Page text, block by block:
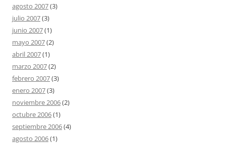
agosto 2007(3)
julio 2007(3)
junio 2007(1)
mayo 2007(2)
abril 2007(1)
marzo 2007(2)
febrero 2007(3)
enero 2007(3)
noviembre 2006(2)
octubre 2006(1)
septiembre 2006(4)
agosto 2006(1)